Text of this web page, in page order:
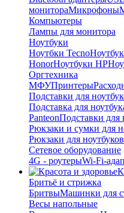
монитораМикрофоны
Компьютеры
Лампы для монитора
Ноутбуки
Ноутбки Tecno
HonorНоутбуки HP
Оргтехника
МФУПринтеры
Подставки для
Подставка для
PanteonПодставки для
Рюкзаки и сумки для
Рюкзаки для
Сетевое оборудование
4G - роутерыWi-Fi-
Бритьё и стрижка
БритвыМашинки для
Весы напольные